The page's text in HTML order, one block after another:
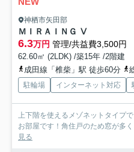
神栖市矢田部
ＭＩＲＡＩＮＧ Ⅴ
6.3万円 管理/共益費3,500円
62.60㎡ (2LDK) /築15年 /2階建
成田線「椎柴」駅 徒歩60分
駐輪場 インターネット対応
上下階を使えるメゾネットタイプ
お部屋です！角住戸のため窓が多
見る